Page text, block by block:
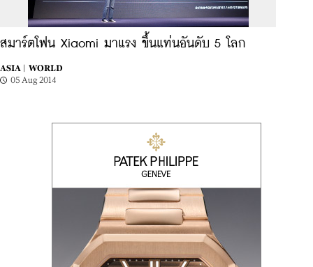
สมาร์ตโฟน Xiaomi มาแรง ขึ้นแท่นอันดับ 5 โลก
ASIA |
WORLD
05 Aug 2014